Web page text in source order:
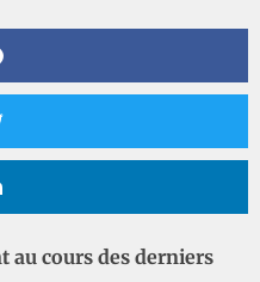
au cours des derniers